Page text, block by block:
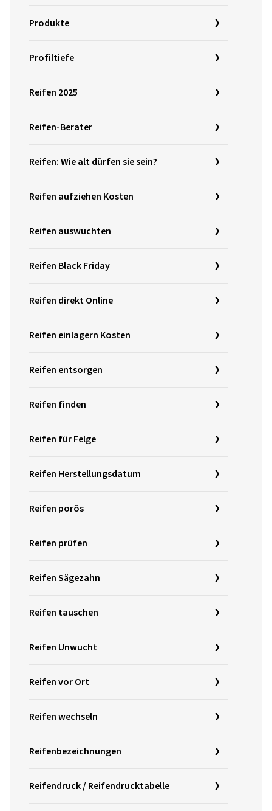
Produkte
Profiltiefe
Reifen 2025
Reifen-Berater
Reifen: Wie alt dürfen sie sein?
Reifen aufziehen Kosten
Reifen auswuchten
Reifen Black Friday
Reifen direkt Online
Reifen einlagern Kosten
Reifen entsorgen
Reifen finden
Reifen für Felge
Reifen Herstellungsdatum
Reifen porös
Reifen prüfen
Reifen Sägezahn
Reifen tauschen
Reifen Unwucht
Reifen vor Ort
Reifen wechseln
Reifenbezeichnungen
Reifendruck / Reifendrucktabelle